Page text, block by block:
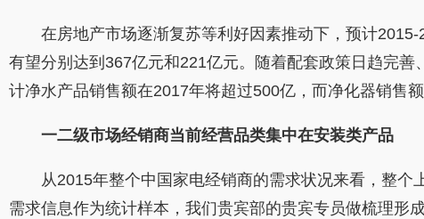
在房地产市场逐渐复苏等利好因素推动下，预计2015-
有望分别达到367亿元和221亿元。随着配套政策日趋完
计净水产品销售额在2017年将超过500亿，而净化器销售
一二级市场经销商当前经营品类集中在安装类产品
从2015年整个中国家电经销商的需求状况来看，整个
需求信息作为统计样本，我们贵宾部的贵宾专员做梳理形